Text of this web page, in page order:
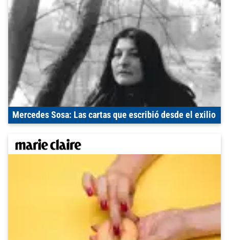
Mercedes Sosa: Las cartas que escribió desde el exilio